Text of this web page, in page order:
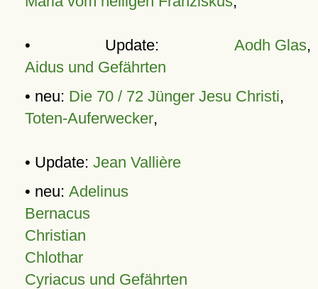
• Update: Aodh Glas,
Aidus und Gefährten
• neu: Die 70 / 72 Jünger Jesu Christi,
Toten-Auferwecker,
• Update: Jean Vallière
• neu: Adelinus
Bernacus
Christian
Chlothar
Cyriacus und Gefährten